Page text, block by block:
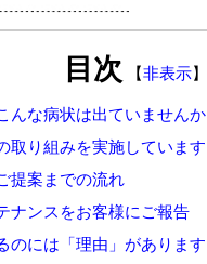
目次 【非表示】
んな病状は出ていませんか
取り組みを実施しています
提案までの流れ
ナンスをお客様にご報告
のには「理由」があります